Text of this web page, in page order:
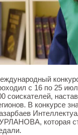
с 16 по 25
соискателей,
В конкурсе
которая